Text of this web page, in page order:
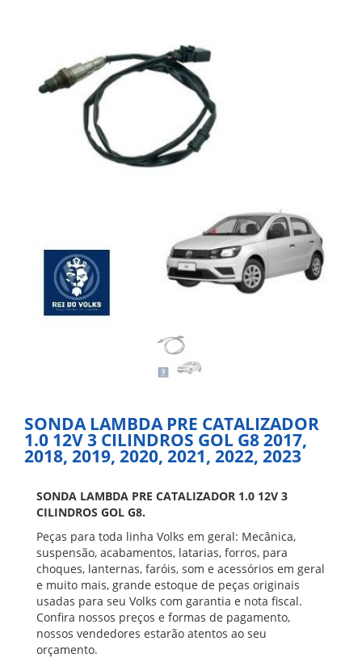
SONDA LAMBDA PRE CATALIZADOR
1.0 12V 3 CILINDROS GOL G8 2017,
2018, 2019, 2020, 2021, 2022, 2023
SONDA LAMBDA PRE CATALIZADOR 1.0 12V 3
CILINDROS GOL G8.
Peças para toda linha Volks em geral: Mecânica,
suspensão, acabamentos, latarias, forros, para
choques, lanternas, faróis, som e acessórios em geral
e muito mais, grande estoque de peças originais
usadas para seu Volks com garantia e nota fiscal.
Confira nossos preços e formas de pagamento,
nossos vendedores estarão atentos ao seu
orçamento.